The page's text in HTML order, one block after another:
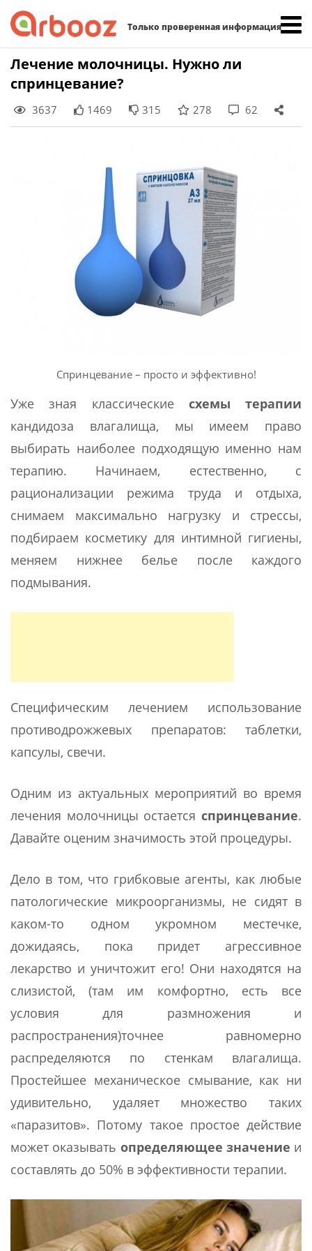
Только проверенная информация
Skip
content
Лечение молочницы. Нужно ли
спринцевание?
3637 1469 315 278 62
Спринцевание – просто и эффективно!
Уже зная классические схемы терапии
кандидоза влагалища, мы имеем право
выбирать наиболее подходящую именно нам
терапию. Начинаем, естественно, с
рационализации режима труда и отдыха,
снимаем максимально нагрузку и стрессы,
подбираем косметику для интимной гигиены,
меняем нижнее белье после каждого
подмывания.
Специфическим лечением использование
противодрожжевых препаратов: таблетки,
капсулы, свечи.
Одним из актуальных мероприятий во время
лечения молочницы остается спринцевание.
Давайте оценим значимость этой процедуры.
Дело в том, что грибковые агенты, как любые
патологические микроорганизмы, не сидят в
каком-то одном укромном местечке,
дожидаясь, пока придет агрессивное
лекарство и уничтожит его! Они находятся на
слизистой, (там им комфортно, есть все
условия для размножения и
распространения)точнее равномерно
распределяются по стенкам влагалища.
Простейшее механическое смывание, как ни
удивительно, удаляет множество таких
«паразитов». Потому такое простое действие
может оказывать определяющее значение и
составлять до 50% в эффективности терапии.
Найти: